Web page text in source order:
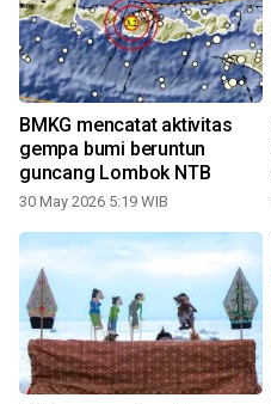
BMKG mencatat aktivitas
gempa bumi beruntun
guncang Lombok NTB
30 May 2026 5:19 WIB